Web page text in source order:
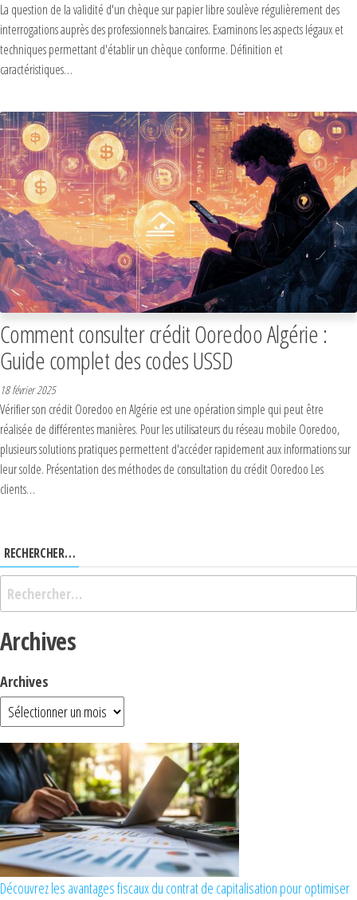
La question de la validité d'un chèque sur papier libre soulève régulièrement des
interrogations auprès des professionnels bancaires. Examinons les aspects légaux et
techniques permettant d'établir un chèque conforme. Définition et
caractéristiques…
Comment consulter crédit Ooredoo Algérie :
Guide complet des codes USSD
18 février 2025
Vérifier son crédit Ooredoo en Algérie est une opération simple qui peut être
réalisée de différentes manières. Pour les utilisateurs du réseau mobile Ooredoo,
plusieurs solutions pratiques permettent d'accéder rapidement aux informations sur
leur solde. Présentation des méthodes de consultation du crédit Ooredoo Les
clients…
RECHERCHER…
Archives
Archives
Découvrez les avantages fiscaux du contrat de capitalisation pour optimiser